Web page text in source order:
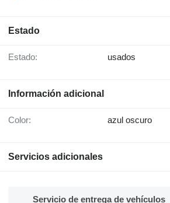
Estado
Estado: usados
Información adicional
Color: azul oscuro
Servicios adicionales
Servicio de entrega de vehículos